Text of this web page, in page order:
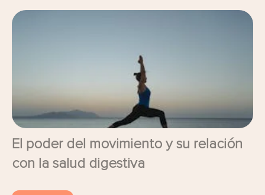
El poder del movimiento y su relación
con la salud digestiva